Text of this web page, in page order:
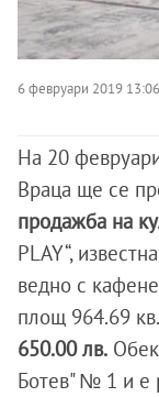
6 февруари 2019 13:06
На 20
Враца ще се
продажба на
PLAY“,
ведно с
площ 964.69
650.00 лв.
Ботев" № 1 и е